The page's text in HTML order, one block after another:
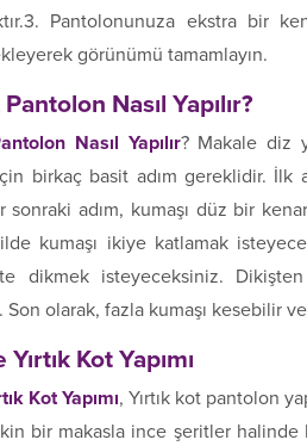
Pantolonunuza ekstra bir
görünümü tamamlayın.
Pantolon Nasıl Yapılır?
Nasıl Yapılır? Makale diz
birkaç basit adım gereklidir. İlk
sonraki adım, kumaşı düz bir
kumaşı ikiye katlamak
dikmek isteyeceksiniz.
olarak, fazla kumaşı kesebilir
Kot Yapımı
Kot Yapımı, Yırtık kot pantolon
bir makasla ince şeritler halinde